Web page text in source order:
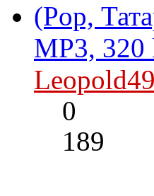
(Pop,
MP3, 320
Leopold49
0
189